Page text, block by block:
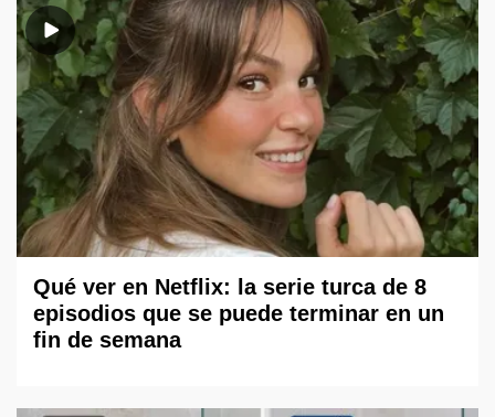
Qué ver en Netflix: la serie turca de 8
episodios que se puede terminar en un
fin de semana